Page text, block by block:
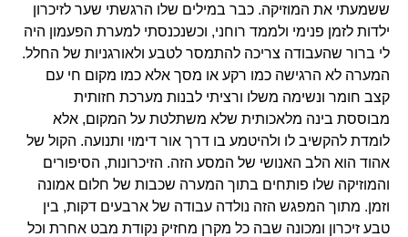
ששמעתי את המוזיקה. כבר במילים שלו הרגשתי שער לזיכרון
ילדות לזמן פנימי ולממד רוחני, וכשנכנסתי למערת הפעמון היה
לי ברור שהעבודה צריכה להתמסר לטבע ולאורגניות של החלל.
המערה לא הרגישה כמו רקע או מסך אלא כמו מקום חי עם
קצב חומר ונשימה משלו ורציתי לבנות מערכת חזותית
מבוססת בינה מלאכותית שלא משתלטת על המקום, אלא
לומדת להקשיב לו ולהיטמע בו דרך אור דימוי ותנועה. הקול של
אהוד הוא הלב האנושי של המסע הזה. הזיכרונות, הסיפורים
והמוזיקה שלו פותחים בתוך המערה שכבות של חלום אמונה
וזמן. מתוך המפגש הזה נולדה עבודה של ארבעים דקות, בין
טבע זיכרון ומכונה שבה כל מקרן מחזיק נקודת מבט אחרת וכל